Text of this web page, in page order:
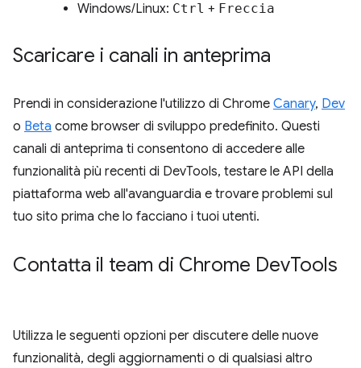
Windows/Linux: Ctrl + Freccia
Scaricare i canali in anteprima
Prendi in considerazione l'utilizzo di Chrome Canary, Dev
o Beta come browser di sviluppo predefinito. Questi
canali di anteprima ti consentono di accedere alle
funzionalità più recenti di DevTools, testare le API della
piattaforma web all'avanguardia e trovare problemi sul
tuo sito prima che lo facciano i tuoi utenti.
Contatta il team di Chrome DevTools
Utilizza le seguenti opzioni per discutere delle nuove
funzionalità, degli aggiornamenti o di qualsiasi altro